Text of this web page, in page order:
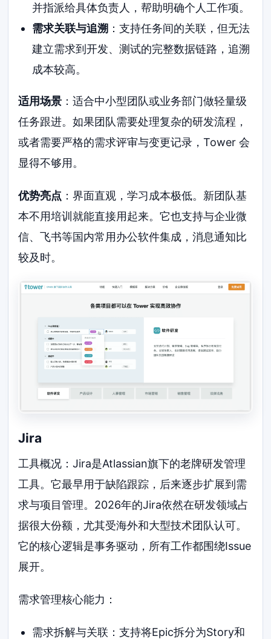
并指派给具体负责人，帮助明确个人工作项。
需求关联与追溯：支持任务间的关联，但无法
建立需求到开发、测试的完整数据链路，追溯
成本较高。
适用场景 ：适合中小型团队或业务部门做轻量级
任务跟进。如果团队需要处理复杂的研发流程，
或者需要严格的需求评审与变更记录，Tower 会
显得不够用。
优势亮点 ：界面直观，学习成本极低。新团队基
本不用培训就能直接用起来。它也支持与企业微
信、飞书等国内常用办公软件集成，消息通知比
较及时。
Jira
工具概况：Jira是Atlassian旗下的老牌研发管理
工具。它最早用于缺陷跟踪，后来逐步扩展到需
求与项目管理。2026年的Jira依然在研发领域占
据很大份额，尤其受海外和大型技术团队认可。
它的核心逻辑是事务驱动，所有工作都围绕Issue
展开。
需求管理核心能力：
需求拆解与关联：支持将Epic拆分为Story和